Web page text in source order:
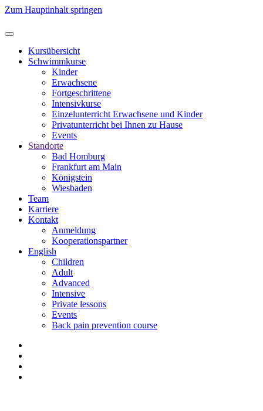
Zum Hauptinhalt springen
Kursübersicht
Schwimmkurse
Kinder
Erwachsene
Fortgeschrittene
Intensivkurse
Einzelunterricht Erwachsene und Kinder
Privatunterricht bei Ihnen zu Hause
Events
Standorte
Bad Homburg
Frankfurt am Main
Königstein
Wiesbaden
Team
Karriere
Kontakt
Anmeldung
Kooperations­partner
English
Children
Adult
Advanced
Intensive
Private lessons
Events
Back pain prevention course